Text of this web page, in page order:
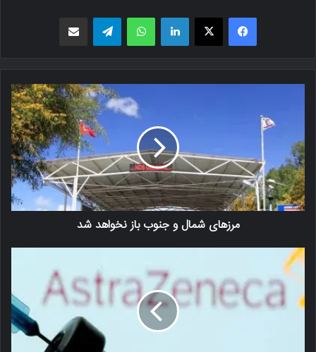
فیسبوک X لینکدین واتس اپ تلگرام
مرزهای شمال و جنوب باز نخواهد شد